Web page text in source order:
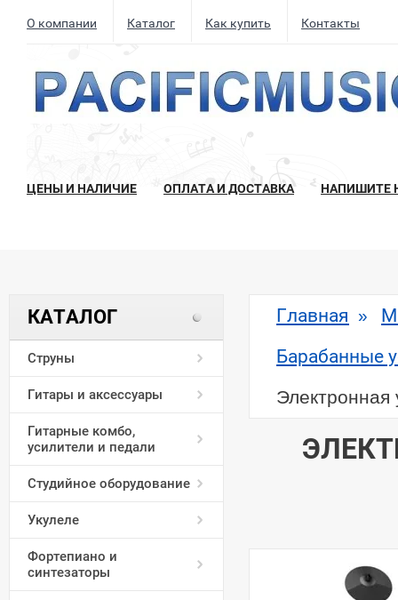
О компании Каталог Как купить Контакты
ЦЕНЫ И НАЛИЧИЕ ОПЛАТА И ДОСТАВКА НАПИШИТЕ
Главная »
Барабанные
Электронная
КАТАЛОГ
Струны
Гитары и аксессуары
Гитарные комбо,
усилители и педали
Студийное оборудование
Укулеле
Фортепиано и
синтезаторы